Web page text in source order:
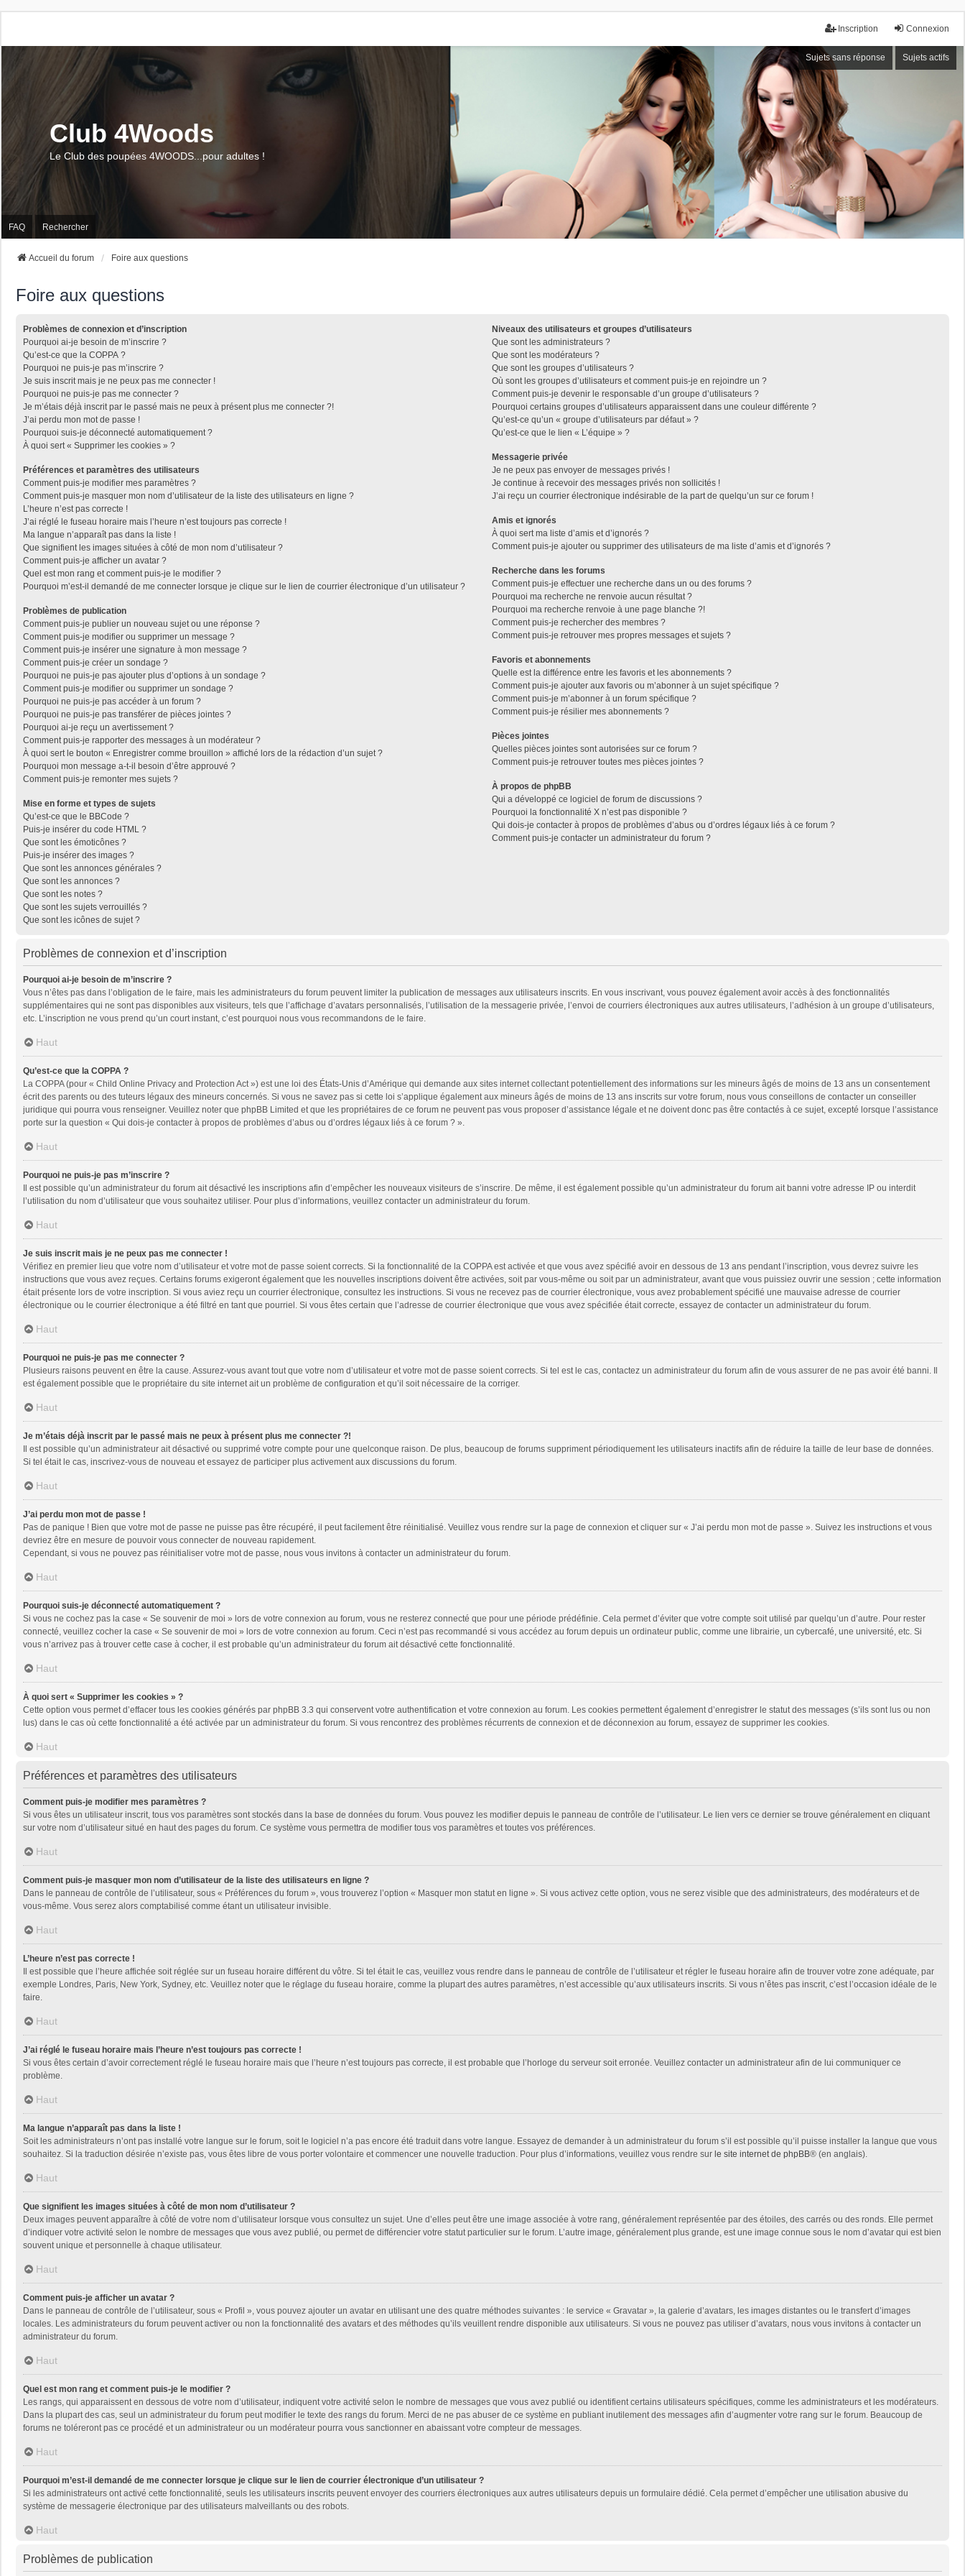
Connexion
Inscription
Sujets sans réponse Sujets actifs
Club 4Woods
Le Club des poupées 4WOODS...pour adultes !
FAQ Rechercher
Accueil du forum Foire aux questions
Foire aux questions
Problèmes de connexion et d’inscription
Pourquoi ai-je besoin de m’inscrire ?
Qu’est-ce que la COPPA ?
Pourquoi ne puis-je pas m’inscrire ?
Je suis inscrit mais je ne peux pas me connecter !
Pourquoi ne puis-je pas me connecter ?
Je m’étais déjà inscrit par le passé mais ne peux à présent plus me connecter ?!
J’ai perdu mon mot de passe !
Pourquoi suis-je déconnecté automatiquement ?
À quoi sert « Supprimer les cookies » ?
Préférences et paramètres des utilisateurs
Comment puis-je modifier mes paramètres ?
Comment puis-je masquer mon nom d’utilisateur de la liste des utilisateurs en ligne ?
L’heure n’est pas correcte !
J’ai réglé le fuseau horaire mais l’heure n’est toujours pas correcte !
Ma langue n’apparaît pas dans la liste !
Que signifient les images situées à côté de mon nom d’utilisateur ?
Comment puis-je afficher un avatar ?
Quel est mon rang et comment puis-je le modifier ?
Pourquoi m’est-il demandé de me connecter lorsque je clique sur le lien de courrier électronique d’un utilisateur ?
Problèmes de publication
Comment puis-je publier un nouveau sujet ou une réponse ?
Comment puis-je modifier ou supprimer un message ?
Comment puis-je insérer une signature à mon message ?
Comment puis-je créer un sondage ?
Pourquoi ne puis-je pas ajouter plus d’options à un sondage ?
Comment puis-je modifier ou supprimer un sondage ?
Pourquoi ne puis-je pas accéder à un forum ?
Pourquoi ne puis-je pas transférer de pièces jointes ?
Pourquoi ai-je reçu un avertissement ?
Comment puis-je rapporter des messages à un modérateur ?
À quoi sert le bouton « Enregistrer comme brouillon » affiché lors de la rédaction d’un sujet ?
Pourquoi mon message a-t-il besoin d’être approuvé ?
Comment puis-je remonter mes sujets ?
Mise en forme et types de sujets
Qu’est-ce que le BBCode ?
Puis-je insérer du code HTML ?
Que sont les émoticônes ?
Puis-je insérer des images ?
Que sont les annonces générales ?
Que sont les annonces ?
Que sont les notes ?
Que sont les sujets verrouillés ?
Que sont les icônes de sujet ?
Niveaux des utilisateurs et groupes d’utilisateurs
Que sont les administrateurs ?
Que sont les modérateurs ?
Que sont les groupes d’utilisateurs ?
Où sont les groupes d’utilisateurs et comment puis-je en rejoindre un ?
Comment puis-je devenir le responsable d’un groupe d’utilisateurs ?
Pourquoi certains groupes d’utilisateurs apparaissent dans une couleur différente ?
Qu’est-ce qu’un « groupe d’utilisateurs par défaut » ?
Qu’est-ce que le lien « L’équipe » ?
Messagerie privée
Je ne peux pas envoyer de messages privés !
Je continue à recevoir des messages privés non sollicités !
J’ai reçu un courrier électronique indésirable de la part de quelqu’un sur ce forum !
Amis et ignorés
À quoi sert ma liste d’amis et d’ignorés ?
Comment puis-je ajouter ou supprimer des utilisateurs de ma liste d’amis et d’ignorés ?
Recherche dans les forums
Comment puis-je effectuer une recherche dans un ou des forums ?
Pourquoi ma recherche ne renvoie aucun résultat ?
Pourquoi ma recherche renvoie à une page blanche ?!
Comment puis-je rechercher des membres ?
Comment puis-je retrouver mes propres messages et sujets ?
Favoris et abonnements
Quelle est la différence entre les favoris et les abonnements ?
Comment puis-je ajouter aux favoris ou m’abonner à un sujet spécifique ?
Comment puis-je m’abonner à un forum spécifique ?
Comment puis-je résilier mes abonnements ?
Pièces jointes
Quelles pièces jointes sont autorisées sur ce forum ?
Comment puis-je retrouver toutes mes pièces jointes ?
À propos de phpBB
Qui a développé ce logiciel de forum de discussions ?
Pourquoi la fonctionnalité X n’est pas disponible ?
Qui dois-je contacter à propos de problèmes d’abus ou d’ordres légaux liés à ce forum ?
Comment puis-je contacter un administrateur du forum ?
Problèmes de connexion et d’inscription
Pourquoi ai-je besoin de m’inscrire ?
Vous n’êtes pas dans l’obligation de le faire, mais les administrateurs du forum peuvent limiter la publication de messages aux utilisateurs inscrits. En vous inscrivant, vous pouvez également avoir accès à des fonctionnalités
supplémentaires qui ne sont pas disponibles aux visiteurs, tels que l’affichage d’avatars personnalisés, l’utilisation de la messagerie privée, l’envoi de courriers électroniques aux autres utilisateurs, l’adhésion à un groupe d’utilisateurs,
etc. L’inscription ne vous prend qu’un court instant, c’est pourquoi nous vous recommandons de le faire.
Haut
Qu’est-ce que la COPPA ?
La COPPA (pour « Child Online Privacy and Protection Act ») est une loi des États-Unis d’Amérique qui demande aux sites internet collectant potentiellement des informations sur les mineurs âgés de moins de 13 ans un consentement
écrit des parents ou des tuteurs légaux des mineurs concernés. Si vous ne savez pas si cette loi s’applique également aux mineurs âgés de moins de 13 ans inscrits sur votre forum, nous vous conseillons de contacter un conseiller
juridique qui pourra vous renseigner. Veuillez noter que phpBB Limited et que les propriétaires de ce forum ne peuvent pas vous proposer d’assistance légale et ne doivent donc pas être contactés à ce sujet, excepté lorsque l’assistance
porte sur la question « Qui dois-je contacter à propos de problèmes d’abus ou d’ordres légaux liés à ce forum ? ».
Haut
Pourquoi ne puis-je pas m’inscrire ?
Il est possible qu’un administrateur du forum ait désactivé les inscriptions afin d’empêcher les nouveaux visiteurs de s’inscrire. De même, il est également possible qu’un administrateur du forum ait banni votre adresse IP ou interdit
l’utilisation du nom d’utilisateur que vous souhaitez utiliser. Pour plus d’informations, veuillez contacter un administrateur du forum.
Haut
Je suis inscrit mais je ne peux pas me connecter !
Vérifiez en premier lieu que votre nom d’utilisateur et votre mot de passe soient corrects. Si la fonctionnalité de la COPPA est activée et que vous avez spécifié avoir en dessous de 13 ans pendant l’inscription, vous devrez suivre les
instructions que vous avez reçues. Certains forums exigeront également que les nouvelles inscriptions doivent être activées, soit par vous-même ou soit par un administrateur, avant que vous puissiez ouvrir une session ; cette information
était présente lors de votre inscription. Si vous aviez reçu un courrier électronique, consultez les instructions. Si vous ne recevez pas de courrier électronique, vous avez probablement spécifié une mauvaise adresse de courrier
électronique ou le courrier électronique a été filtré en tant que pourriel. Si vous êtes certain que l’adresse de courrier électronique que vous avez spécifiée était correcte, essayez de contacter un administrateur du forum.
Haut
Pourquoi ne puis-je pas me connecter ?
Plusieurs raisons peuvent en être la cause. Assurez-vous avant tout que votre nom d’utilisateur et votre mot de passe soient corrects. Si tel est le cas, contactez un administrateur du forum afin de vous assurer de ne pas avoir été banni. Il
est également possible que le propriétaire du site internet ait un problème de configuration et qu’il soit nécessaire de la corriger.
Haut
Je m’étais déjà inscrit par le passé mais ne peux à présent plus me connecter ?!
Il est possible qu’un administrateur ait désactivé ou supprimé votre compte pour une quelconque raison. De plus, beaucoup de forums suppriment périodiquement les utilisateurs inactifs afin de réduire la taille de leur base de données.
Si tel était le cas, inscrivez-vous de nouveau et essayez de participer plus activement aux discussions du forum.
Haut
J’ai perdu mon mot de passe !
Pas de panique ! Bien que votre mot de passe ne puisse pas être récupéré, il peut facilement être réinitialisé. Veuillez vous rendre sur la page de connexion et cliquer sur « J’ai perdu mon mot de passe ». Suivez les instructions et vous
devriez être en mesure de pouvoir vous connecter de nouveau rapidement.
Cependant, si vous ne pouvez pas réinitialiser votre mot de passe, nous vous invitons à contacter un administrateur du forum.
Haut
Pourquoi suis-je déconnecté automatiquement ?
Si vous ne cochez pas la case « Se souvenir de moi » lors de votre connexion au forum, vous ne resterez connecté que pour une période prédéfinie. Cela permet d’éviter que votre compte soit utilisé par quelqu’un d’autre. Pour rester
connecté, veuillez cocher la case « Se souvenir de moi » lors de votre connexion au forum. Ceci n’est pas recommandé si vous accédez au forum depuis un ordinateur public, comme une librairie, un cybercafé, une université, etc. Si
vous n’arrivez pas à trouver cette case à cocher, il est probable qu’un administrateur du forum ait désactivé cette fonctionnalité.
Haut
À quoi sert « Supprimer les cookies » ?
Cette option vous permet d’effacer tous les cookies générés par phpBB 3.3 qui conservent votre authentification et votre connexion au forum. Les cookies permettent également d’enregistrer le statut des messages (s’ils sont lus ou non
lus) dans le cas où cette fonctionnalité a été activée par un administrateur du forum. Si vous rencontrez des problèmes récurrents de connexion et de déconnexion au forum, essayez de supprimer les cookies.
Haut
Préférences et paramètres des utilisateurs
Comment puis-je modifier mes paramètres ?
Si vous êtes un utilisateur inscrit, tous vos paramètres sont stockés dans la base de données du forum. Vous pouvez les modifier depuis le panneau de contrôle de l’utilisateur. Le lien vers ce dernier se trouve généralement en cliquant
sur votre nom d’utilisateur situé en haut des pages du forum. Ce système vous permettra de modifier tous vos paramètres et toutes vos préférences.
Haut
Comment puis-je masquer mon nom d’utilisateur de la liste des utilisateurs en ligne ?
Dans le panneau de contrôle de l’utilisateur, sous « Préférences du forum », vous trouverez l’option « Masquer mon statut en ligne ». Si vous activez cette option, vous ne serez visible que des administrateurs, des modérateurs et de
vous-même. Vous serez alors comptabilisé comme étant un utilisateur invisible.
Haut
L’heure n’est pas correcte !
Il est possible que l’heure affichée soit réglée sur un fuseau horaire différent du vôtre. Si tel était le cas, veuillez vous rendre dans le panneau de contrôle de l’utilisateur et régler le fuseau horaire afin de trouver votre zone adéquate, par
exemple Londres, Paris, New York, Sydney, etc. Veuillez noter que le réglage du fuseau horaire, comme la plupart des autres paramètres, n’est accessible qu’aux utilisateurs inscrits. Si vous n’êtes pas inscrit, c’est l’occasion idéale de le
faire.
Haut
J’ai réglé le fuseau horaire mais l’heure n’est toujours pas correcte !
Si vous êtes certain d’avoir correctement réglé le fuseau horaire mais que l’heure n’est toujours pas correcte, il est probable que l’horloge du serveur soit erronée. Veuillez contacter un administrateur afin de lui communiquer ce
problème.
Haut
Ma langue n’apparaît pas dans la liste !
Soit les administrateurs n’ont pas installé votre langue sur le forum, soit le logiciel n’a pas encore été traduit dans votre langue. Essayez de demander à un administrateur du forum s’il est possible qu’il puisse installer la langue que vous
souhaitez. Si la traduction désirée n’existe pas, vous êtes libre de vous porter volontaire et commencer une nouvelle traduction. Pour plus d’informations, veuillez vous rendre sur le site internet de phpBB® (en anglais).
Haut
Que signifient les images situées à côté de mon nom d’utilisateur ?
Deux images peuvent apparaître à côté de votre nom d’utilisateur lorsque vous consultez un sujet. Une d’elles peut être une image associée à votre rang, généralement représentée par des étoiles, des carrés ou des ronds. Elle permet
d’indiquer votre activité selon le nombre de messages que vous avez publié, ou permet de différencier votre statut particulier sur le forum. L’autre image, généralement plus grande, est une image connue sous le nom d’avatar qui est bien
souvent unique et personnelle à chaque utilisateur.
Haut
Comment puis-je afficher un avatar ?
Dans le panneau de contrôle de l’utilisateur, sous « Profil », vous pouvez ajouter un avatar en utilisant une des quatre méthodes suivantes : le service « Gravatar », la galerie d’avatars, les images distantes ou le transfert d’images
locales. Les administrateurs du forum peuvent activer ou non la fonctionnalité des avatars et des méthodes qu’ils veuillent rendre disponible aux utilisateurs. Si vous ne pouvez pas utiliser d’avatars, nous vous invitons à contacter un
administrateur du forum.
Haut
Quel est mon rang et comment puis-je le modifier ?
Les rangs, qui apparaissent en dessous de votre nom d’utilisateur, indiquent votre activité selon le nombre de messages que vous avez publié ou identifient certains utilisateurs spécifiques, comme les administrateurs et les modérateurs.
Dans la plupart des cas, seul un administrateur du forum peut modifier le texte des rangs du forum. Merci de ne pas abuser de ce système en publiant inutilement des messages afin d’augmenter votre rang sur le forum. Beaucoup de
forums ne toléreront pas ce procédé et un administrateur ou un modérateur pourra vous sanctionner en abaissant votre compteur de messages.
Haut
Pourquoi m’est-il demandé de me connecter lorsque je clique sur le lien de courrier électronique d’un utilisateur ?
Si les administrateurs ont activé cette fonctionnalité, seuls les utilisateurs inscrits peuvent envoyer des courriers électroniques aux autres utilisateurs depuis un formulaire dédié. Cela permet d’empêcher une utilisation abusive du
système de messagerie électronique par des utilisateurs malveillants ou des robots.
Haut
Problèmes de publication